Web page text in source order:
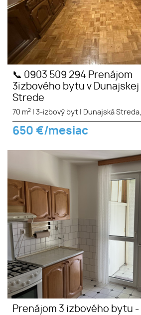
📞 0903 509 294 Prenájom
3izbového bytu v Dunajskej
Strede
70 m2 3-izbový byt Dunajská Streda,
650 €/mesiac
Prenájom 3 izbového bytu -